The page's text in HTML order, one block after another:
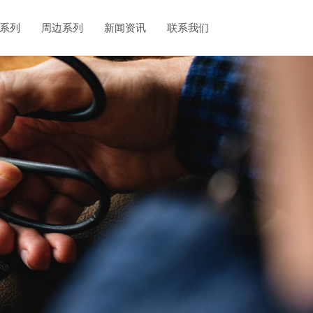
列 周边系列 新闻资讯 联系我们